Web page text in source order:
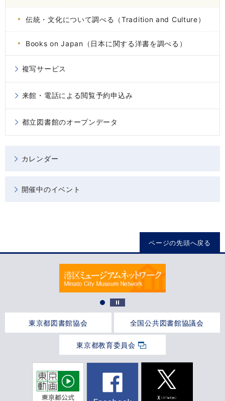
伝統・文化について調べる（Tradition and Culture）
Books on Japan（日本に関する洋書を調べる）
複写サービス
来館・電話による閲覧予約申込み
都立図書館のオープンデータ
カレンダー
開催中のイベント
ページの先頭へ戻る
東京都図書館協会 全国公共図書館協議会
東京都教育委員会